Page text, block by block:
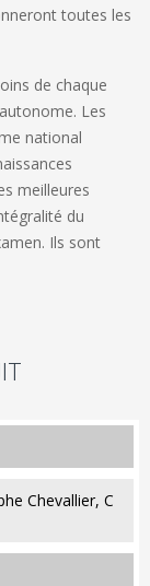
toutes les
de chaque
Les
national
meilleures
du
Ils sont
Chevallier, C